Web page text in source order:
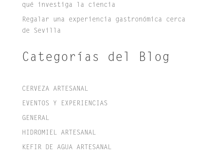
qué investiga la ciencia
Regalar una experiencia gastronómica cerca
de Sevilla
Categorías del Blog
CERVEZA ARTESANAL
EVENTOS Y EXPERIENCIAS
GENERAL
HIDROMIEL ARTESANAL
KEFIR DE AGUA ARTESANAL